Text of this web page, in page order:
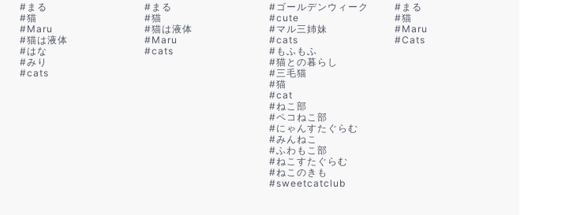
# まる
#猫
#Maru
#猫は液体
#はな
#みり
#cats
# まる
#猫
#猫は液体
#Maru
#cats
#ゴールデンウィーク
#cute
#マル三姉妹
#cats
# もふもふ
#猫との暮らし
#三毛猫
#猫
#cat
#ねこ部
#ペコねこ部
#にゃんすたぐらむ
#みんねこ
#ふわもこ部
#ねこすたぐらむ
#ねこのきも
#sweetcatclub
# まる
#猫
#Maru
#Cats